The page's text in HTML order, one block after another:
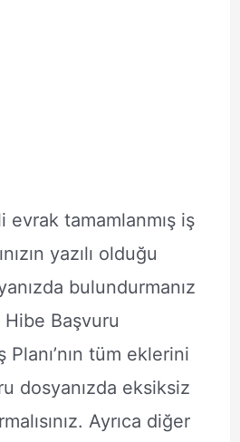
evrak tamamlanmış iş
yazılı olduğu
bulundurmanız
Başvuru
Planı’nın tüm eklerini
dosyanızda eksiksiz
Ayrıca diğer